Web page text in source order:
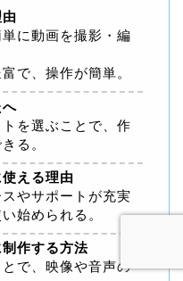
に動画を撮影・編
で、操作が簡単。
へ
を選ぶことで、作
る。
える理由
やサポートが充実
始められる。
作する方法
で、映像や音声の